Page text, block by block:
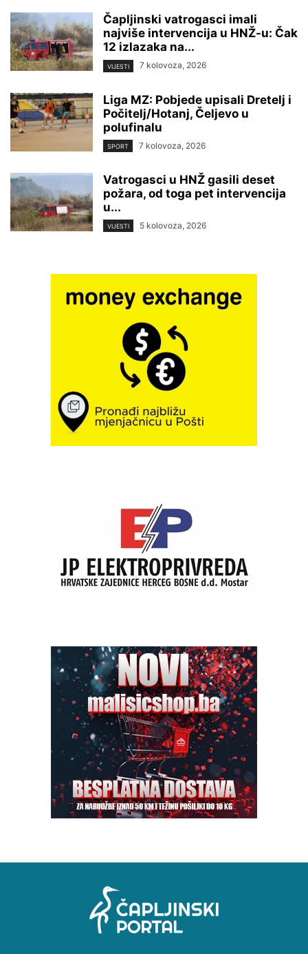
Čapljinski vatrogasci imali
najviše intervencija u HNŽ-u: Čak
12 izlazaka na...
VIJESTI 7 kolovoza, 2026
Liga MZ: Pobjede upisali Dretelj i
Počitelj/Hotanj, Čeljevo u
polufinalu
SPORT 7 kolovoza, 2026
Vatrogasci u HNŽ gasili deset
požara, od toga pet intervencija
u...
VIJESTI 5 kolovoza, 2026